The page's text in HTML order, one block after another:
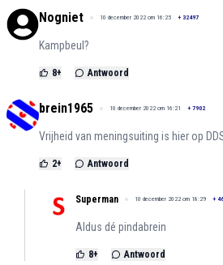
Nogniet 10 december 2022 om 16:25 + 32497
Kampbeul?
8+ Antwoord
brein1965 10 december 2022 om 16:21 + 7902
Vrijheid van meningsuiting is hier op
2+ Antwoord
Superman 10 december 2022 om 18:29 +
Aldus dé pindabrein
8+ Antwoord